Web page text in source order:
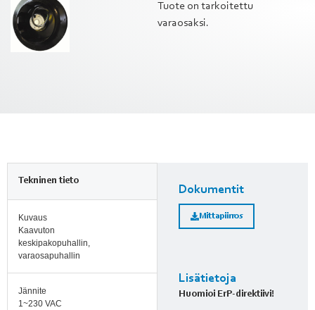
Tuote on tarkoitettu
varaosaksi.
Tekninen tieto
Kuvaus
Kaavuton
keskipakopuhallin,
varaosapuhallin
Jännite
1~230 VAC
Dokumentit
Mittapiirros
Lisätietoja
Huomioi ErP-direktiivi!